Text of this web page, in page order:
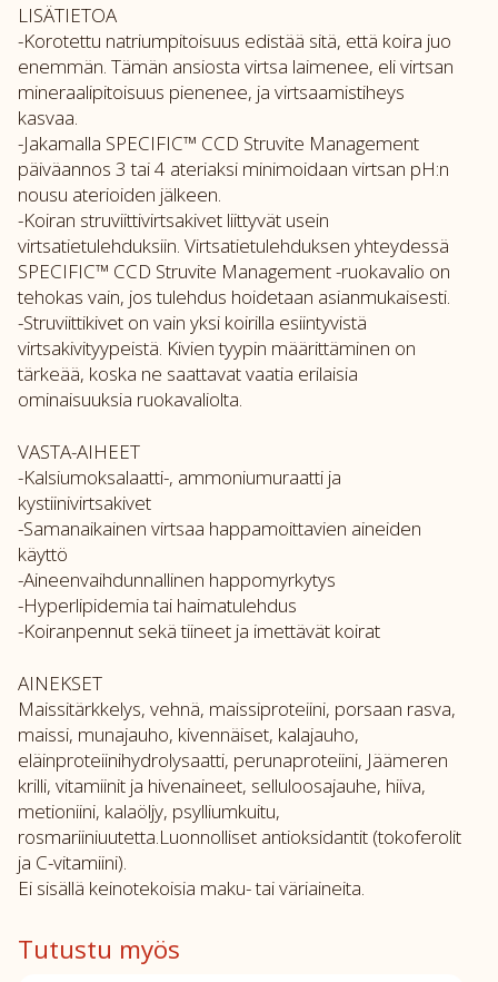
LISÄTIETOA
-Korotettu natriumpitoisuus edistää sitä, että koira juo
enemmän. Tämän ansiosta virtsa laimenee, eli virtsan
mineraalipitoisuus pienenee, ja virtsaamistiheys
kasvaa.
-Jakamalla SPECIFIC™ CCD Struvite Management
päiväannos 3 tai 4 ateriaksi minimoidaan virtsan pH:n
nousu aterioiden jälkeen.
-Koiran struviittivirtsakivet liittyvät usein
virtsatietulehduksiin. Virtsatietulehduksen yhteydessä
SPECIFIC™ CCD Struvite Management -ruokavalio on
tehokas vain, jos tulehdus hoidetaan asianmukaisesti.
-Struviittikivet on vain yksi koirilla esiintyvistä
virtsakivityypeistä. Kivien tyypin määrittäminen on
tärkeää, koska ne saattavat vaatia erilaisia
ominaisuuksia ruokavaliolta.
VASTA-AIHEET
-Kalsiumoksalaatti-, ammoniumuraatti ja
kystiinivirtsakivet
-Samanaikainen virtsaa happamoittavien aineiden
käyttö
-Aineenvaihdunnallinen happomyrkytys
-Hyperlipidemia tai haimatulehdus
-Koiranpennut sekä tiineet ja imettävät koirat
AINEKSET
Maissitärkkelys, vehnä, maissiproteiini, porsaan rasva,
maissi, munajauho, kivennäiset, kalajauho,
eläinproteiinihydrolysaatti, perunaproteiini, Jäämeren
krilli, vitamiinit ja hivenaineet, selluloosajauhe, hiiva,
metioniini, kalaöljy, psylliumkuitu,
rosmariiniuutetta.Luonnolliset antioksidantit (tokoferolit
ja C-vitamiini).
Ei sisällä keinotekoisia maku- tai väriaineita.
Tutustu myös